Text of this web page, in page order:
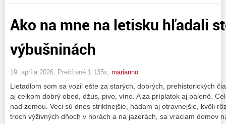
Ako na mne na letisku hľadali
výbušninách
19. apríla 2026, Prečítané 1 135x, marianno
Lietadlom som sa vozil ešte za starých, dobrých, prehistorických
aj celkom dobrý obed, džús, pivo, víno. A za príplatok aj pálenô.
nad zemou. Veci sú dnes striktnejšie, hádam aj otravnejšie, kvôli
troch výživných dňoch v horách a na jazerách, sa vraciam domov